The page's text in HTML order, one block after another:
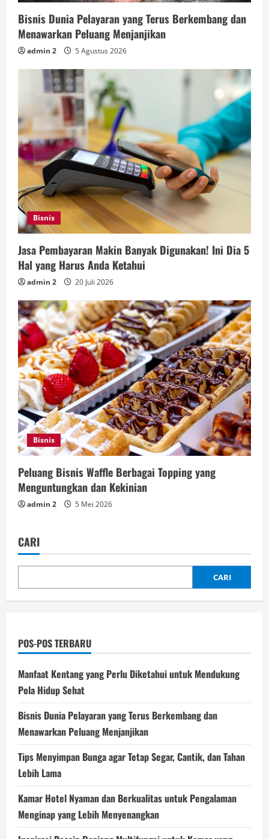
Bisnis Dunia Pelayaran yang Terus Berkembang dan
Menawarkan Peluang Menjanjikan
admin 2 5 Agustus 2026
Bisnis
Jasa Pembayaran Makin Banyak Digunakan! Ini Dia 5
Hal yang Harus Anda Ketahui
admin 2 20 Juli 2026
Bisnis
Peluang Bisnis Waffle Berbagai Topping yang
Menguntungkan dan Kekinian
admin 2 5 Mei 2026
CARI
CARI
POS-POS TERBARU
Manfaat Kentang yang Perlu Diketahui untuk Mendukung
Pola Hidup Sehat
Bisnis Dunia Pelayaran yang Terus Berkembang dan
Menawarkan Peluang Menjanjikan
Tips Menyimpan Bunga agar Tetap Segar, Cantik, dan Tahan
Lebih Lama
Kamar Hotel Nyaman dan Berkualitas untuk Pengalaman
Menginap yang Lebih Menyenangkan